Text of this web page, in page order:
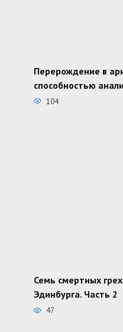
Перерождение в
способностью
104
Семь смертных
Эдинбурга. Часть 2
47